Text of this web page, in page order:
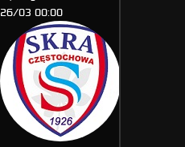
26/03 00:00